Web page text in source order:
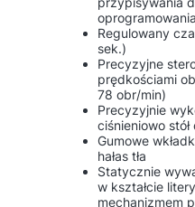
Regulowany
sek.)
Precyzyjne
prędkościami
78 obr/min)
Precyzyjnie
ciśnieniowo
Gumowe
hałas tła
Statycznie
w kształcie
mechanizmem